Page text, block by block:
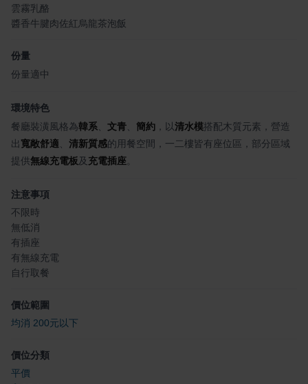
雲霧乳酪
醬香牛腱肉佐紅烏龍茶泡飯
份量
份量適中
環境特色
餐廳裝潢風格為韓系、 文青、 簡約 ，以清水模搭配木質元素，營造
出寬敞舒適、 清新質感的用餐空間，一二樓皆有座位區，部分區域
提供無線充電板及 充電插座
注意事項
不限時
無低消
有插座
有無線充電
自行取餐
價位範圍
均消 200元以下
價位分類
平價